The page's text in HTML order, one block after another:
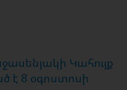
Կահույք
է 8 օգոստոսի